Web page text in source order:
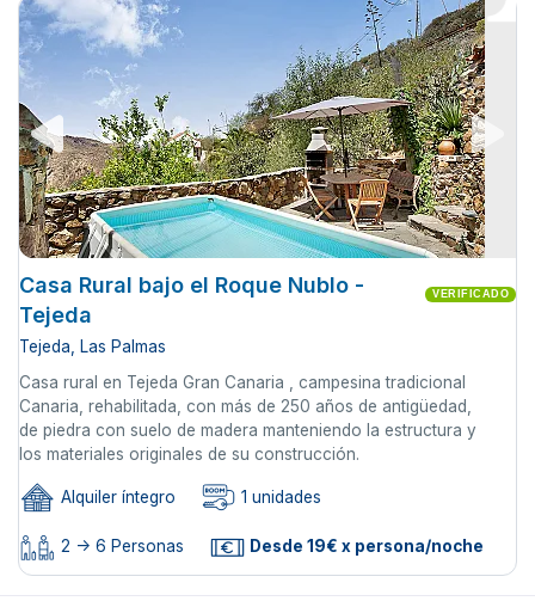
Casa Rural bajo el Roque Nublo -
Tejeda
VERIFICADO
Tejeda, Las Palmas
Casa rural en Tejeda Gran Canaria , campesina tradicional
Canaria, rehabilitada, con más de 250 años de antigüedad,
de piedra con suelo de madera manteniendo la estructura y
los materiales originales de su construcción.
Alquiler íntegro 1 unidades
2 -> 6 Personas Desde 19€ x persona/noche